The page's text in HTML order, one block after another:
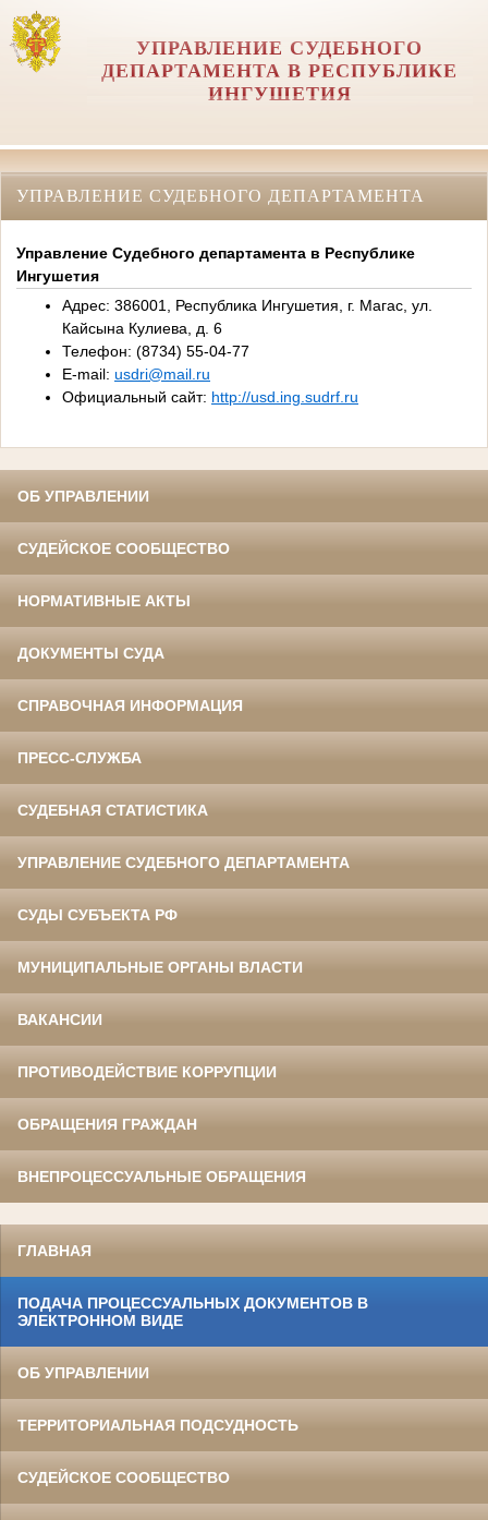
УПРАВЛЕНИЕ СУДЕБНОГО
ДЕПАРТАМЕНТА В РЕСПУБЛИКЕ
ИНГУШЕТИЯ
УПРАВЛЕНИЕ СУДЕБНОГО ДЕПАРТАМЕНТА
Управление Судебного департамента в Республике
Ингушетия
Адрес: 386001, Республика Ингушетия, г. Магас, ул.
Кайсына Кулиева, д. 6
Телефон: (8734) 55-04-77
E-mail: usdri@mail.ru
Официальный сайт: http://usd.ing.sudrf.ru
ОБ УПРАВЛЕНИИ
СУДЕЙСКОЕ СООБЩЕСТВО
НОРМАТИВНЫЕ АКТЫ
ДОКУМЕНТЫ СУДА
СПРАВОЧНАЯ ИНФОРМАЦИЯ
ПРЕСС-СЛУЖБА
СУДЕБНАЯ СТАТИСТИКА
УПРАВЛЕНИЕ СУДЕБНОГО ДЕПАРТАМЕНТА
СУДЫ СУБЪЕКТА РФ
МУНИЦИПАЛЬНЫЕ ОРГАНЫ ВЛАСТИ
ВАКАНСИИ
ПРОТИВОДЕЙСТВИЕ КОРРУПЦИИ
ОБРАЩЕНИЯ ГРАЖДАН
ВНЕПРОЦЕССУАЛЬНЫЕ ОБРАЩЕНИЯ
ГЛАВНАЯ
ПОДАЧА ПРОЦЕССУАЛЬНЫХ ДОКУМЕНТОВ В
ЭЛЕКТРОННОМ ВИДЕ
ОБ УПРАВЛЕНИИ
ТЕРРИТОРИАЛЬНАЯ ПОДСУДНОСТЬ
СУДЕЙСКОЕ СООБЩЕСТВО